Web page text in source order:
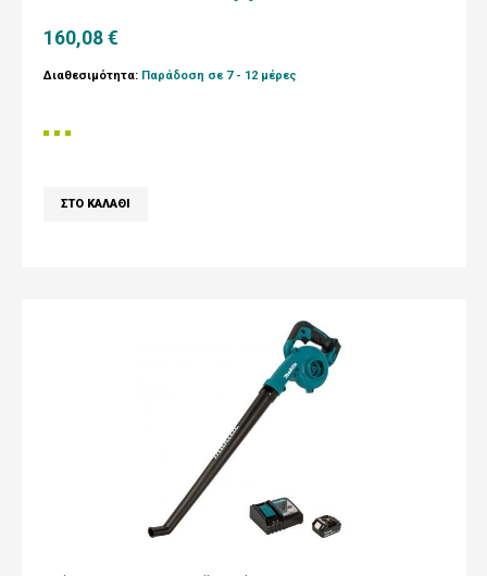
160,08 €
Διαθεσιμότητα: Παράδοση σε 7 - 12 μέρες